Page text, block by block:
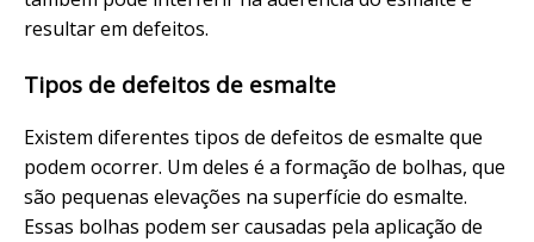
resultar em defeitos.
Tipos de defeitos de esmalte
Existem diferentes tipos de defeitos de esmalte que
podem ocorrer. Um deles é a formação de bolhas, que
são pequenas elevações na superfície do esmalte.
Essas bolhas podem ser causadas pela aplicação de